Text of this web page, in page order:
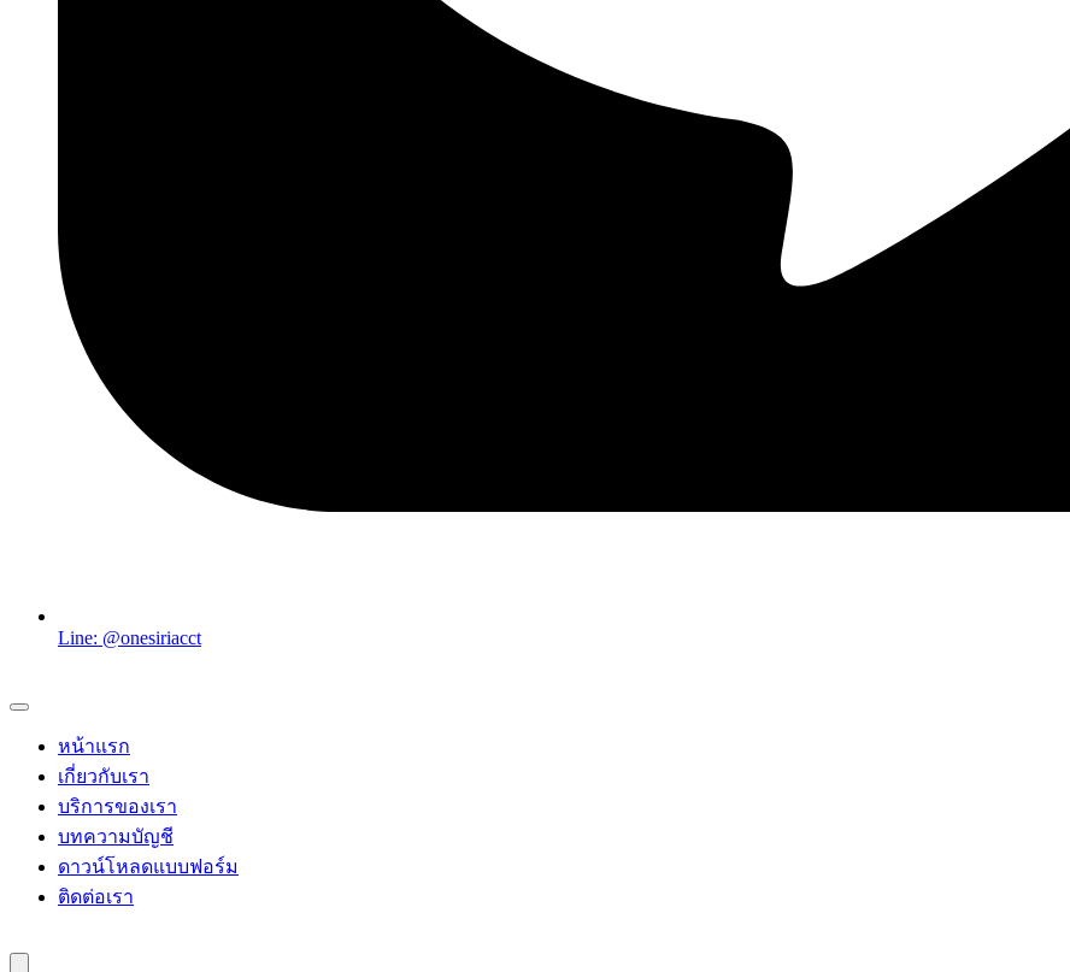
Line: @onesiriacct
หน้าแรก
เกี่ยวกับเรา
บริการของเรา
บทความบัญชี
ดาวน์โหลดแบบฟอร์ม
ติดต่อเรา